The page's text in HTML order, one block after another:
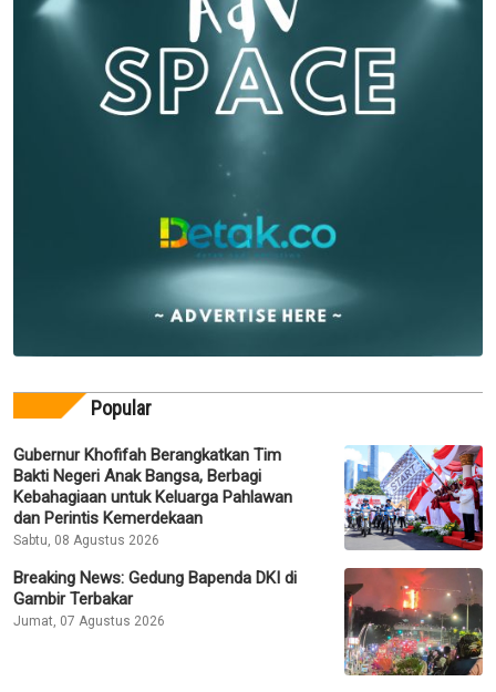
Popular
Gubernur Khofifah Berangkatkan Tim
Bakti Negeri Anak Bangsa, Berbagi
Kebahagiaan untuk Keluarga Pahlawan
dan Perintis Kemerdekaan
Sabtu, 08 Agustus 2026
Breaking News: Gedung Bapenda DKI di
Gambir Terbakar
Jumat, 07 Agustus 2026